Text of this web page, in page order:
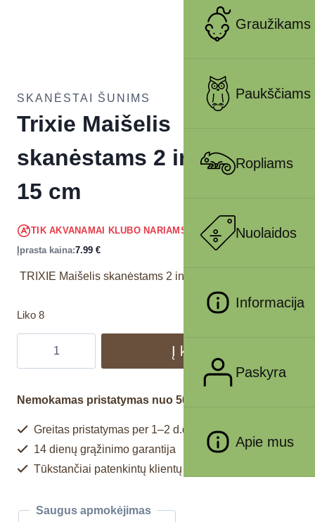
Graužikams
Paukščiams
Ropliams
Nuolaidos
Informacija
Paskyra
Apie mus
SKANĖSTAI ŠUNIMS
Trixie Maišelis
skanėstams 2 in 1, ø 9 ×
15 cm
TIK AKVANAMAI KLUBO NARIAMS 7.59 € !
Įprasta kaina:7.99 €
TRIXIE Maišelis skanėstams 2 in 1, ø 9 × 15 cm
Liko 8
Į krepšelį
Nemokamas pristatymas nuo 50€
Greitas pristatymas per 1–2 d.d.
14 dienų grąžinimo garantija
Tūkstančiai patenkintų klientų
Saugus apmokėjimas